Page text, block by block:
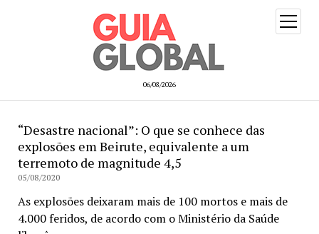
06/08/2026
open
menu
“Desastre nacional”: O que se conhece das
explosões em Beirute, equivalente a um
terremoto de magnitude 4,5
05/08/2020
As explosões deixaram mais de 100 mortos e mais de
4.000 feridos, de acordo com o Ministério da Saúde